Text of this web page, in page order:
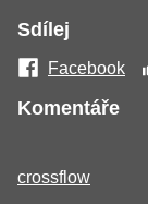
Sdílej
Facebook
Komentáře
crossflow